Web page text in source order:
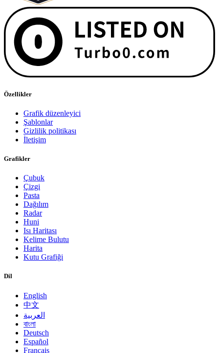
Özellikler
Grafik düzenleyici
Şablonlar
Gizlilik politikası
İletişim
Grafikler
Çubuk
Çizgi
Pasta
Dağılım
Radar
Huni
Isı Haritası
Kelime Bulutu
Harita
Kutu Grafiği
Dil
English
中文
العربية
বাংলা
Deutsch
Español
Français